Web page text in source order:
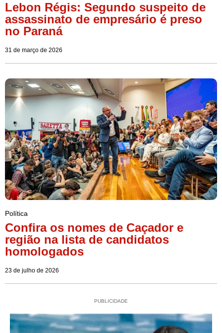
Lebon Régis: Segundo suspeito de
assassinato de empresário é preso
no Paraná
31 de março de 2026
Política
Confira os nomes de Caçador e
região na lista de candidatos
homologados
23 de julho de 2026
PUBLICIDADE